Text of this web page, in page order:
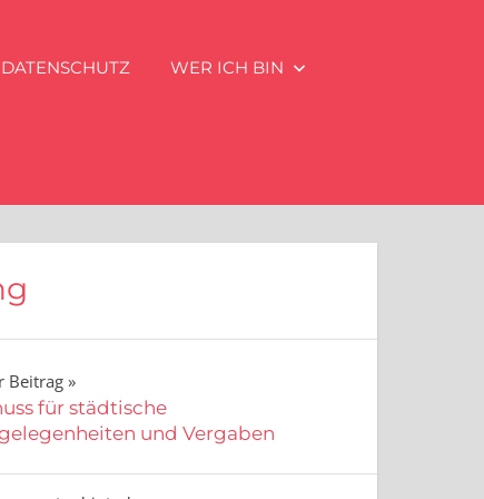
DATENSCHUTZ WER ICH BIN
Beitrag
für städtische
und Vergaben